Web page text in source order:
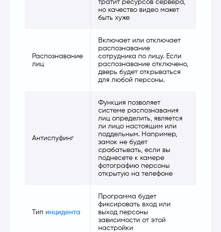
тратит ресурсов сервера,
но качество видео может
быть хуже
Распознавание
лиц
Включает или отключает
распознавание
сотрудника по лицу. Если
распознавание отключено,
дверь будет открываться
для любой персоны.
Антиспуфинг
Функция позволяет
системе распознавания
лиц определить, является
ли лицо настоящим или
поддельным. Например,
замок не будет
срабатывать, если вы
поднесете к камере
фотографию персоны
открытую на телефоне
Тип инцидента
Программа будет
фиксировать вход или
выход персоны
зависимости от этой
настройки